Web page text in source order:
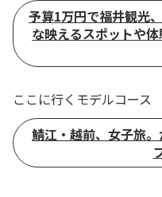
予算1万円で福井観光
な映えるスポットや
ここに行くモデルコース
鯖江・越前、女子旅